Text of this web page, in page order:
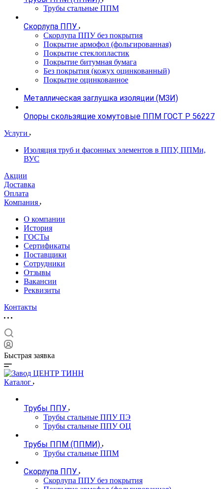
Трубы стальные ППМ
Скорлупа ППУ
Скорлупа ППУ без покрытия
Покрытие армофол (фольгированная)
Покрытие стеклопластик
Покрытие битумная бумага
Без покрытия (кожух оцинкованный)
Покрытие оцинкованное
Металлическая заглушка изоляции (МЗИ)
Опоры скользящие хомутовые ППМ ГОСТ Р 56227
Услуги
Изоляция труб и фасонных элементов в ППУ, ППМи,
ВУС
Акции
Доставка
Оплата
Компания
О компании
История
ГОСТы
Сертификаты
Поставщики
Сотрудники
Отзывы
Вакансии
Реквизиты
Контакты
Быстрая заявка
Каталог
Трубы ППУ
Трубы стальные ППУ ПЭ
Трубы стальные ППУ ОЦ
Трубы ППМ (ППМИ)
Трубы стальные ППМ
Скорлупа ППУ
Скорлупа ППУ без покрытия